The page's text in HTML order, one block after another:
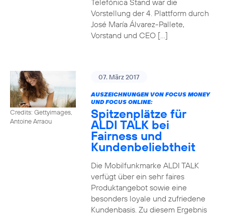
Telefónica Stand war die
Vorstellung der 4. Plattform durch
José María Álvarez-Pallete,
Vorstand und CEO […]
Credits: Gettyimages,
Antoine Arraou
07. März 2017
AUSZEICHNUNGEN VON FOCUS MONEY
UND FOCUS ONLINE:
Spitzenplätze für
ALDI TALK bei
Fairness und
Kundenbeliebtheit
Die Mobilfunkmarke ALDI TALK
verfügt über ein sehr faires
Produktangebot sowie eine
besonders loyale und zufriedene
Kundenbasis. Zu diesem Ergebnis